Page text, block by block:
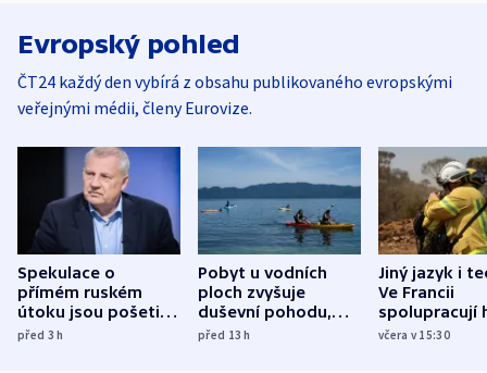
Evropský pohled
ČT24 každý den vybírá z obsahu publikovaného evropskými
veřejnými médii, členy Eurovize.
Spekulace o
přímém ruském
útoku jsou pošetilé,
míní estonský
před 3h
Pobyt u vodních
ploch zvyšuje
duševní pohodu,
ukázala
před 13h
Jiný jazyk i
Ve Francii
spolupracují
různých zemí
včera v 15:30